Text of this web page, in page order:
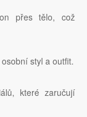
přes tělo, což
styl a outfit.
které zaručují